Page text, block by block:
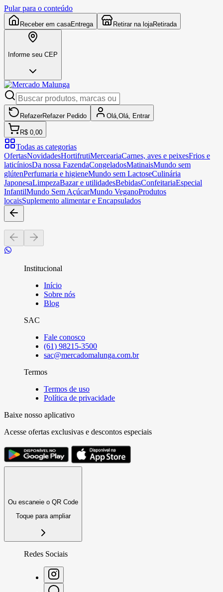
Pular para o conteúdo
Receber em casaEntrega Retirar na lojaRetirada
Informe seu CEP
RefazerRefazer Pedido Olá, Olá, Entrar
R$ 0,00
Todas as categorias
OfertasNovidadesHortifrutiMerceariaCarnes, aves e peixesFrios e
laticíniosDa nossa FazendaCongeladosMatinaisMundo sem
glútenPerfumaria e higieneMundo sem LactoseCulinária
JaponesaLimpezaBazar e utilidadesBebidasConfeitariaEspecial
InfantilMundo Sem AçúcarMundo VeganoProdutos
locaisSuplemento alimentar e Encapsulados
Institucional
Início
Sobre nós
Blog
SAC
Fale conosco
(61) 98215-3500
sac@mercadomalunga.com.br
Termos
Termos de uso
Política de privacidade
Baixe nosso aplicativo
Acesse ofertas exclusivas e descontos especiais
Ou escaneie o QR Code
Toque para ampliar
Redes Sociais